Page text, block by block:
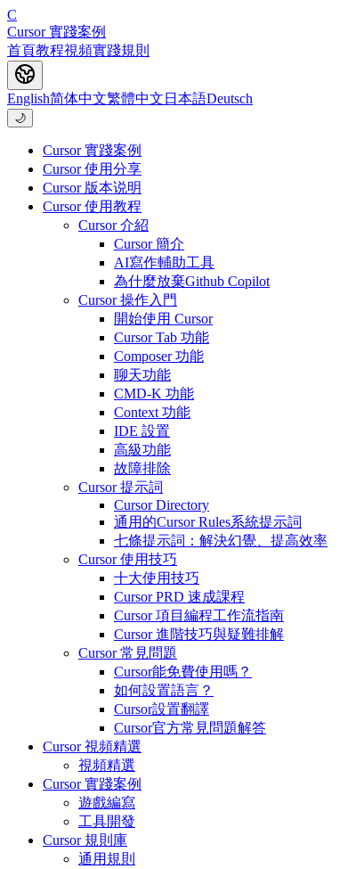
C
Cursor 實踐案例
首頁教程視頻實踐規則
English简体中文繁體中文 日本語Deutsch
🌙
Cursor 實踐案例
Cursor 使用分享
Cursor 版本说明
Cursor 使用教程
Cursor 介紹
Cursor 簡介
AI寫作輔助工具
為什麼放棄Github Copilot
Cursor 操作入門
開始使用 Cursor
Cursor Tab 功能
Composer 功能
聊天功能
CMD-K 功能
Context 功能
IDE 設置
高級功能
故障排除
Cursor 提示詞
Cursor Directory
通用的Cursor Rules系統提示詞
七條提示詞：解決幻覺、提高效率
Cursor 使用技巧
十大使用技巧
Cursor PRD 速成課程
Cursor 項目編程工作流指南
Cursor 進階技巧與疑難排解
Cursor 常見問題
Cursor能免費使用嗎？
如何設置語言？
Cursor設置翻譯
Cursor官方常見問題解答
Cursor 視頻精選
視頻精選
Cursor 實踐案例
遊戲編寫
工具開發
Cursor 規則庫
通用規則